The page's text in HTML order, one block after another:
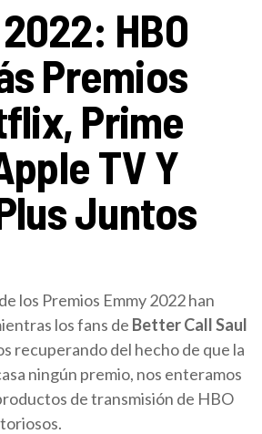
HBO
Premios
Prime
TV Y
Juntos
los Premios Emmy 2022 han
los fans de Better Call Saul
recuperando del hecho de que la
ningún premio, nos enteramos
de transmisión de HBO